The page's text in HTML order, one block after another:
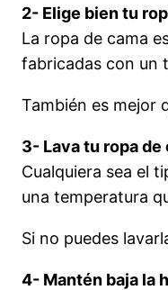
2- Elige bien tu
La ropa de cama
fabricadas con un
También es mejor
3- Lava tu ropa
Cualquiera sea el
una temperatura
Si no puedes
4- Mantén baja la